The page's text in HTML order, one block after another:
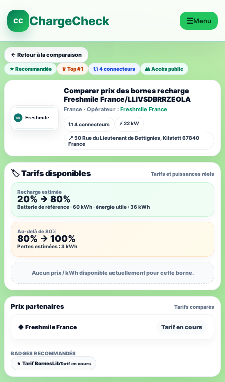
CC ChargeCheck ☰Menu
← Retour à la comparaison
★ Recommandée ♛ Top #1 🔌 4 connecteurs 👥 Accès public
Comparer prix des bornes recharge
Freshmile France/LLIVSDBRRZEOLA
France · Opérateur : Freshmile France
🔌 4 connecteurs ⚡ 22 kW
📍 50 Rue du Lieutenant de Bettignies, Kilstett 67840
France
🏷️ Tarifs disponibles Tarifs et puissances réels
Recharge estimée
20% → 80%
Batterie de référence : 60 kWh · énergie utile : 36 kWh
Au-delà de 80%
80% → 100%
Pertes estimées : 3 kWh
Aucun prix / kWh disponible actuellement pour cette borne.
Prix partenaires Tarifs comparés
◆ Freshmile France Tarif en cours
BADGES RECOMMANDÉS
★ Tarif BornesLibTarif en cours